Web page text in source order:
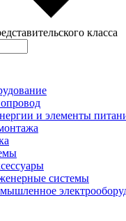
класса
и элементы
системы